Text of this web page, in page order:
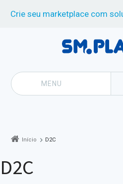
Crie seu marketplace com
MENU
Início D2C
D2C